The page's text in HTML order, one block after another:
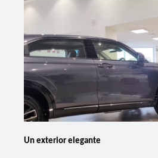
Un exterior elegante